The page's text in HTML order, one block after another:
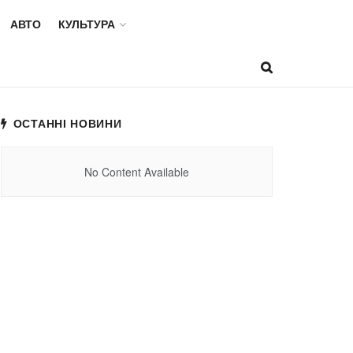
АВТО КУЛЬТУРА
ОСТАННІ НОВИНИ
No Content Available